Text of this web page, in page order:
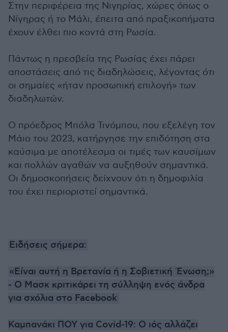
Στην περιφέρεια της Νιγηρίας, χώρες όπως ο
Νίγηρας ή το Μάλι, έπειτα από πραξικοπήματα
έχουν έλθει πιο κοντά στη Ρωσία.
Πάντως η πρεσβεία της Ρωσίας έχει πάρει
αποστάσεις από τις διαδηλώσεις, λέγοντας ότι
οι σημαίες «ήταν προσωπική επιλογή» των
διαδηλωτών.
Ο πρόεδρος Μπόλα Τινόμπου, που εξελέγη τον
Μάιο του 2023, κατήργησε την επιδότηση στα
καύσιμα με αποτέλεσμα οι τιμές των καυσίμων
και πολλών αγαθών να αυξηθούν σημαντικά.
Οι δημοσκοπήσεις δείχνουν ότι η δημοφιλία
του έχει περιοριστεί σημαντικά.
Ειδήσεις σήμερα:
«Είναι αυτή η Βρετανία ή η Σοβιετική Ένωση;»
- Ο Μασκ κριτικάρει τη σύλληψη ενός άνδρα
για σχόλια στο Facebook
Καμπανάκι ΠΟΥ για Covid-19: Ο ιός αλλάζει